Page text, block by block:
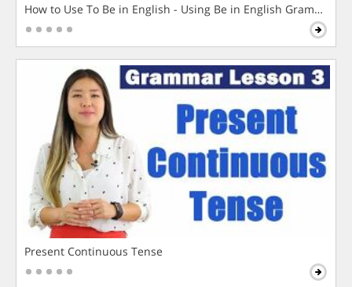
How to Use To Be in English - Using Be in English Grammar
Present Continuous Tense